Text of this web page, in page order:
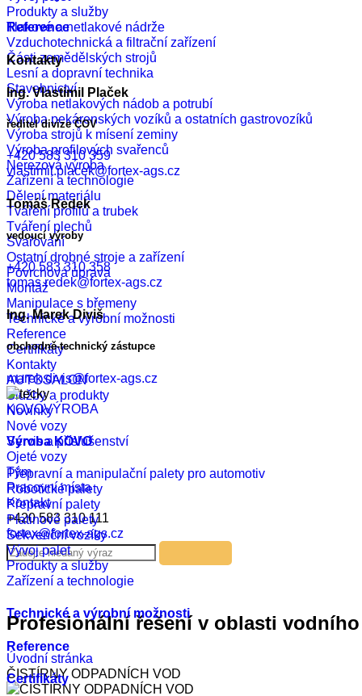
Reference
Kontakty
Ing. Vlastimil Plaček
ředitel divize ČOV
+420 583 310 359
vlastimil.placek@fortex-ags.cz
Tomáš Redek
vedoucí výroby
+420 583 310 358
tomas.redek@fortex-ags.cz
Ing. Marek Diviš
obchodně-technický zástupce
marek.divis@fortex-ags.cz
KOVOVÝROBA
Výroba KOVO
Přepravní a manipulační palety pro automotiv
Robotické palety
Přepravní palety
Platinové palety
Sekvenční vozíky
Vývoj palet
Produkty a služby
Zařízení a technologie
Technické a výrobní možnosti
Reference
Certifikáty
Produkty a služby
Tlakové a netlakové nádrže
Vzduchotechnická a filtrační zařízení
Části zemědělských strojů
Lesní a dopravní technika
Stavebnictví
Výroba netlakových nádob a potrubí
Výroba pekárenských vozíků a ostatních gastrovozíků
Výroba strojů k mísení zeminy
Výroba profilových svařenců
Nerezová výroba
Zařízení a technologie
Dělení materiálu
Tváření profilů a trubek
Tváření plechů
Svařování
Ostatní drobné stroje a zařízení
Povrchová úprava
Montáž
Manipulace s břemeny
Technické a výrobní možnosti
Reference
Certifikáty
Kontakty
AUTOSALON
Služby a produkty
Novinky
Nové vozy
Servis a příslušenství
Ojeté vozy
Tým
Pracovní místa
Kontakt
+420 583 310 111
fortex@fortex-ags.cz
Profesionální řešení v oblasti
Úvodní stránka
ČISTÍRNY ODPADNÍCH VOD